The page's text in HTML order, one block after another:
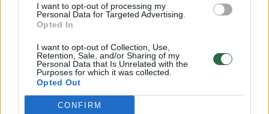
I want to opt-out of processing my
Personal Data for Targeted Advertising.
Opted In
I want to opt-out of Collection, Use,
Retention, Sale, and/or Sharing of my
Personal Data that Is Unrelated with the
Purposes for which it was collected.
Opted Out
CONFIRM
pietų miego, namuose šilta, turiu puodelį
kavos, o už lango senų obelų sode sninga
didžiulėmis snaigėmis – be galo gražu. Tai –
mano šiandienos vaizdas už milijoną. Kiti gal
sakys, koks čia gali būti smagumas kaime
sėdėti su dviem mažais vaikais? Gal kitiems